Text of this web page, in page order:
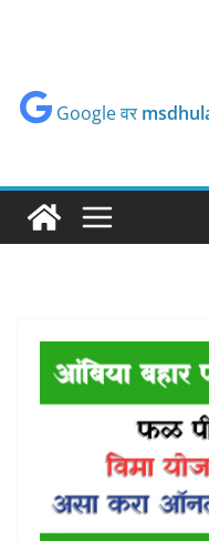
Google वर